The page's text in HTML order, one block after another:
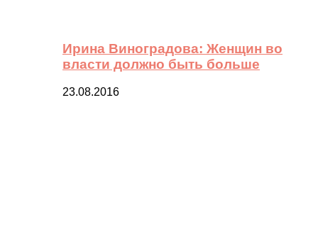
Ирина Виноградова: Женщин во
власти должно быть больше
23.08.2016